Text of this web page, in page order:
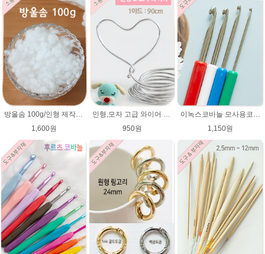
1,600원
950원
이녹스코바늘 모사용코바늘 뜨개바늘
1,150원